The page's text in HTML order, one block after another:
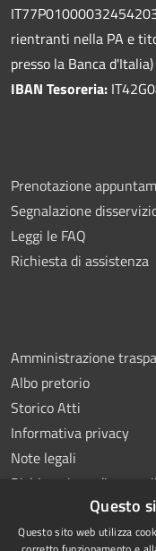
rientranti nella PA e
presso la Banca d'Italia)
IBAN Tesoreria:
Prenotazione
Segnalazione
Leggi le FAQ
Richiesta di assistenza
Amministrazione
Albo pretorio
Storico Atti
Informativa privacy
Note legali
Dichiarazione di
Questo
Questo sito web utilizza